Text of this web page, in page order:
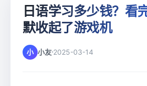
日语学习多少钱？看
默收起了游戏机
小 小友 2025-03-14